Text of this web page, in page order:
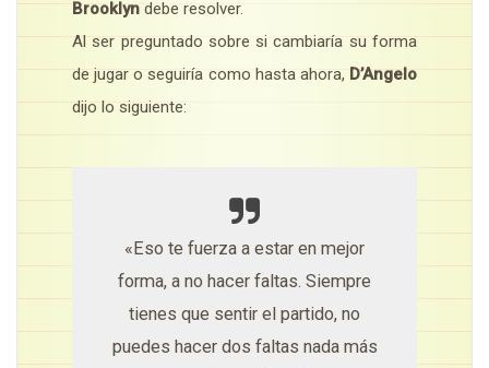
Brooklyn debe resolver.
Al ser preguntado sobre si cambiaría su forma
de jugar o seguiría como hasta ahora, D’Angelo
dijo lo siguiente:
«Eso te fuerza a estar en mejor
forma, a no hacer faltas. Siempre
tienes que sentir el partido, no
puedes hacer dos faltas nada más